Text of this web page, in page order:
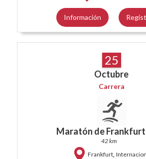
Información
25
Octubre
Carrera
Maratón de Frankfurt
42 km
Frankfurt,